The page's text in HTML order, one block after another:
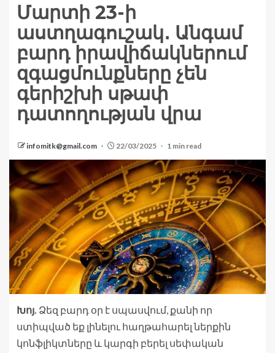
Մարտի 23-ի
աստղագուշակ․ Անգամ
բարդ իրավիճակներում
զգացմունքները չեն
գերիշխի սթափ
դատողության վրա
infomitk@gmail.com 22/03/2025 1 min read
Խոյ. Ձեզ բարդ օր է սպասվում, քանի որ
ստիպված եք լինելու հաղթահարել ներքին
կոնֆլիկտները և կարգի բերել սեփական